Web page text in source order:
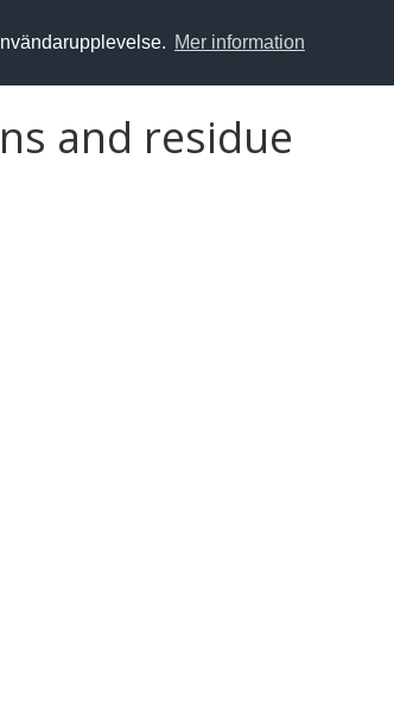
Mer information
and residue